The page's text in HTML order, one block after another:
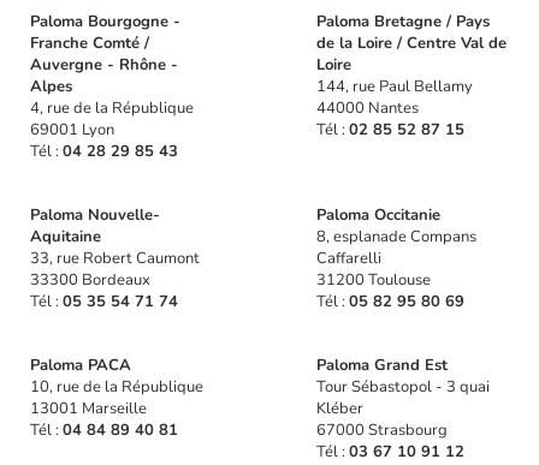
Paloma Bourgogne -
Franche Comté /
Auvergne - Rhône -
Alpes
4, rue de la République
69001 Lyon
Tél : 04 28 29 85 43
Paloma Bretagne / Pays
de la Loire / Centre Val de
Loire
144, rue Paul Bellamy
44000 Nantes
Tél : 02 85 52 87 15
Paloma Nouvelle-
Aquitaine
33, rue Robert Caumont
33300 Bordeaux
Tél : 05 35 54 71 74
Paloma Occitanie
8, esplanade Compans
Caffarelli
31200 Toulouse
Tél : 05 82 95 80 69
Paloma PACA
10, rue de la République
13001 Marseille
Tél : 04 84 89 40 81
Paloma Grand Est
Tour Sébastopol - 3 quai
Kléber
67000 Strasbourg
Tél : 03 67 10 91 12